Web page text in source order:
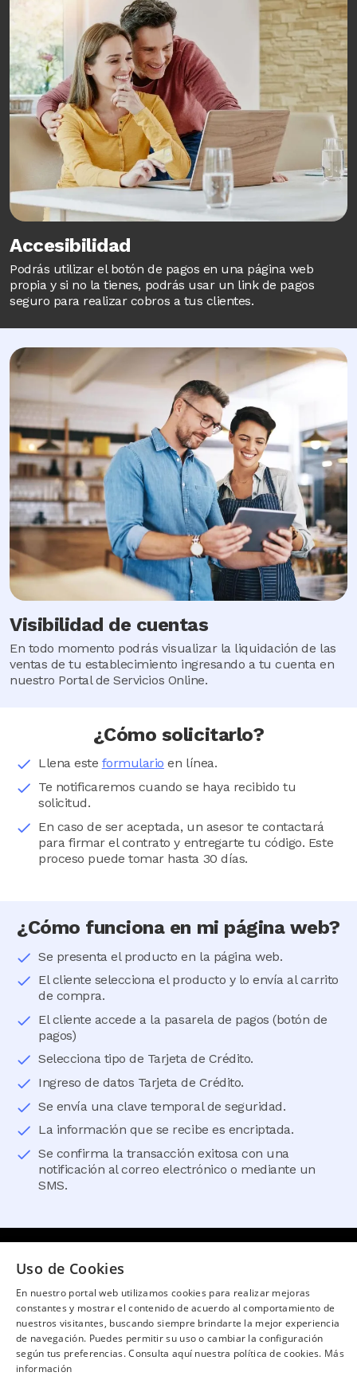
Accesibilidad
Podrás utilizar el botón de pagos en una página web
propia y si no la tienes, podrás usar un link de pagos
seguro para realizar cobros a tus clientes.
Image
Visibilidad de cuentas
En todo momento podrás visualizar la liquidación de las
ventas de tu establecimiento ingresando a tu cuenta en
nuestro Portal de Servicios Online.
¿Cómo solicitarlo?
Llena este formulario en línea.
Te notificaremos cuando se haya recibido tu
solicitud.
En caso de ser aceptada, un asesor te contactará
para firmar el contrato y entregarte tu código. Este
proceso puede tomar hasta 30 días.
¿Cómo funciona en mi página web?
Se presenta el producto en la página web.
El cliente selecciona el producto y lo envía al carrito
de compra.
El cliente accede a la pasarela de pagos (botón de
pagos)
Selecciona tipo de Tarjeta de Crédito.
Ingreso de datos Tarjeta de Crédito.
Se envía una clave temporal de seguridad.
La información que se recibe es encriptada.
Se confirma la transacción exitosa con una
notificación al correo electrónico o mediante un
SMS.
¿Necesitas ayuda?
SÍGUENOS EN:
Uso de Cookies
En nuestro portal web utilizamos cookies para realizar mejoras
constantes y mostrar el contenido de acuerdo al comportamiento de
nuestros visitantes, buscando siempre brindarte la mejor experiencia
de navegación. Puedes permitir su uso o cambiar la configuración
según tus preferencias. Consulta aquí nuestra política de cookies. Más
información